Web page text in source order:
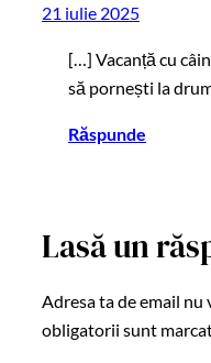
21 iulie 2025
[…] Vacanță cu
să pornești la
Răspunde
Lasă un
Adresa ta de email nu
obligatorii sunt